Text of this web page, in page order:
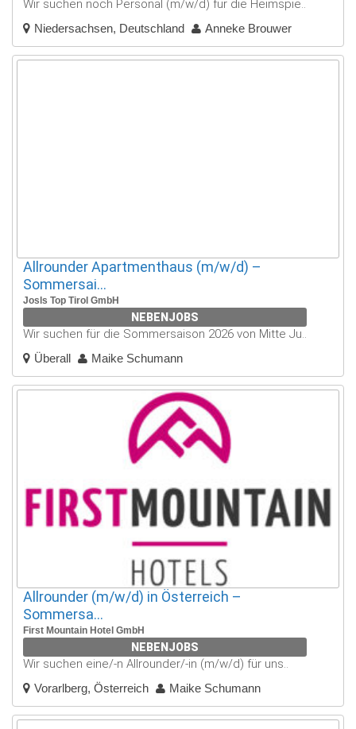
Wir suchen noch Personal (m/w/d) für die Heimspie..
Niedersachsen, Deutschland Anneke Brouwer
Allrounder Apartmenthaus (m/w/d) –
Sommersai...
Josls Top Tirol GmbH
NEBENJOBS
Wir suchen für die Sommersaison 2026 von Mitte Ju..
Überall Maike Schumann
Allrounder (m/w/d) in Österreich –
Sommersa...
First Mountain Hotel GmbH
NEBENJOBS
Wir suchen eine/-n Allrounder/-in (m/w/d) für uns..
Vorarlberg, Österreich Maike Schumann